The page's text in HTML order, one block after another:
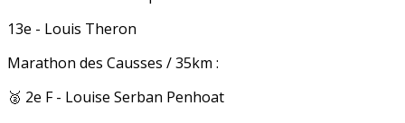
13e - Louis Theron
Marathon des Causses / 35km :
🥈 2e F - Louise Serban Penhoat